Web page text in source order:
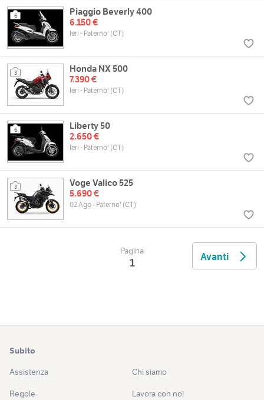
6
Piaggio Beverly 400
6.150 €
Ieri - Paterno' (CT)
3
Honda NX 500
7.390 €
Ieri - Paterno' (CT)
6
Liberty 50
2.650 €
Ieri - Paterno' (CT)
3
Voge Valico 525
5.690 €
02 Ago - Paterno' (CT)
Pagina
1 Avanti
Subito
Assistenza
Regole
Chi siamo
Lavora con noi